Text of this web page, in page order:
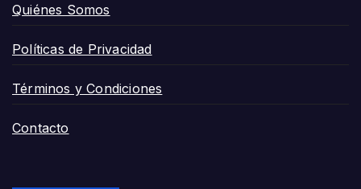
Quiénes Somos
Políticas de Privacidad
Términos y Condiciones
Contacto